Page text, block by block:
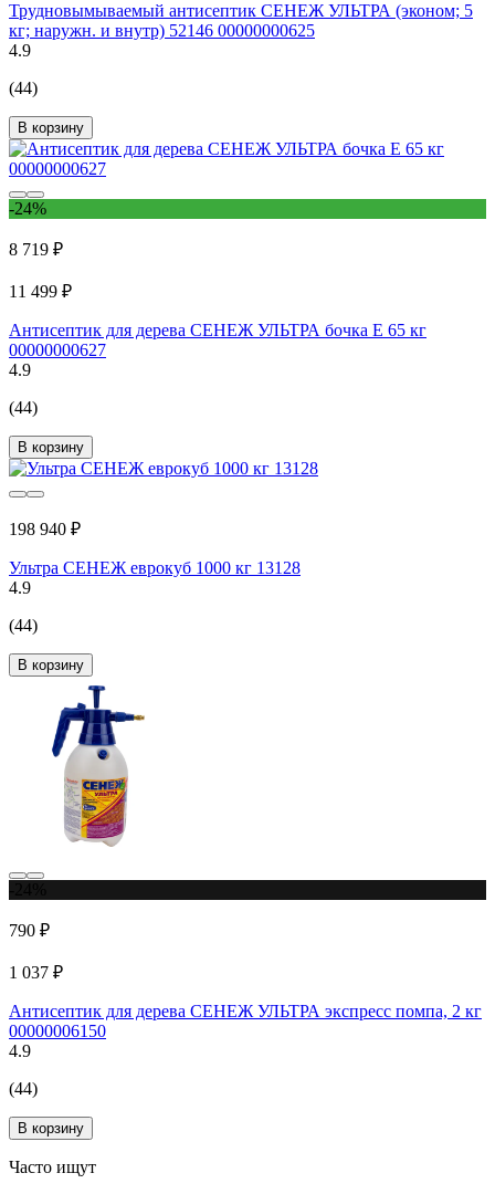
Трудновымываемый антисептик СЕНЕЖ УЛЬТРА (эконом; 5
кг; наружн. и внутр) 52146 00000000625
4.9
(44)
В корзину
-24%
8 719 ₽
11 499 ₽
Антисептик для дерева СЕНЕЖ УЛЬТРА бочка Е 65 кг
00000000627
4.9
(44)
В корзину
198 940 ₽
Ультра СЕНЕЖ еврокуб 1000 кг 13128
4.9
(44)
В корзину
790 ₽
1 037 ₽
Антисептик для дерева СЕНЕЖ УЛЬТРА экспресс помпа, 2 кг
00000006150
4.9
(44)
В корзину
Часто ищут